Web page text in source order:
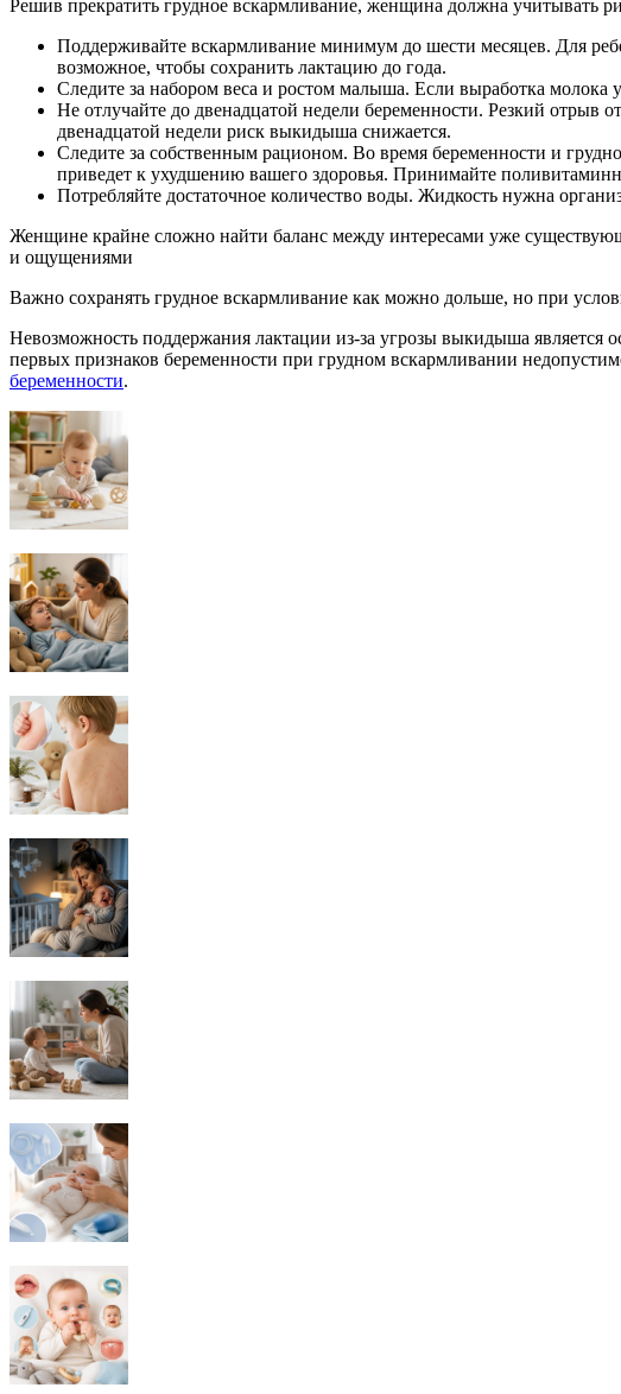
Решив прекратить грудное вскармливание, женщина должна учитывать
Поддерживайте вскармливание минимум до шести месяцев. Для
возможное, чтобы сохранить лактацию до года.
Следите за набором веса и ростом малыша. Если выработка молока
Не отлучайте до двенадцатой недели беременности. Резкий
двенадцатой недели риск выкидыша снижается.
Следите за собственным рационом. Во время беременности и
приведет к ухудшению вашего здоровья. Принимайте
Потребляйте достаточное количество воды. Жидкость нужна
Женщине крайне сложно найти баланс между интересами уже
и ощущениями
Важно сохранять грудное вскармливание как можно дольше, но при
Невозможность поддержания лактации из-за угрозы выкидыша является
первых признаков беременности при грудном вскармливании
беременности.